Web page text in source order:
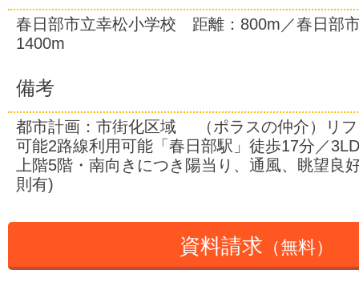
春日部市立幸松小学校 距離：800m／春日部
1400m
備考
都市計画：市街化区域 （ポラスの仲介）リフ
可能2路線利用可能「春日部駅」徒歩17分／
上階5階・南向きにつき陽当り、通風、眺望良
則有)
資料請求 （無料）